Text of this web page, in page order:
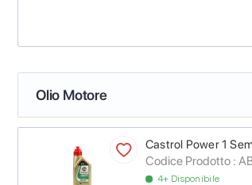
Olio Motore
Castrol Power 1
Codice Prodotto :
4+ Disponibile